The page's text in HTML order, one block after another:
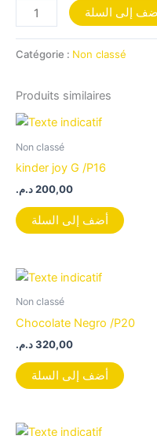
أضف إلى السلة
Catégorie : Non classé
Produits similaires
Non classé
kinder joy G /P16
200,00د.م.
أضف إلى السلة
Non classé
Chocolate Negro /P20
320,00د.م.
أضف إلى السلة